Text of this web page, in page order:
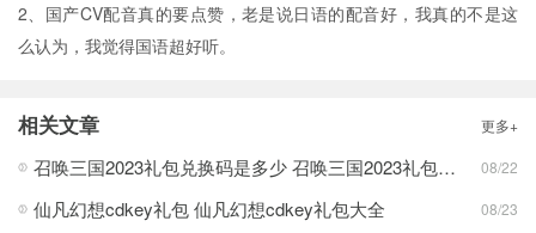
2、国产CV配音真的要点赞，老是说日语的配音好，我真的不是这
么认为，我觉得国语超好听。
相关文章 更多+
召唤三国2023礼包兑换码是多少 召唤三国2023礼包兑换码最新一览 08/22
仙凡幻想cdkey礼包 仙凡幻想cdkey礼包大全 08/23